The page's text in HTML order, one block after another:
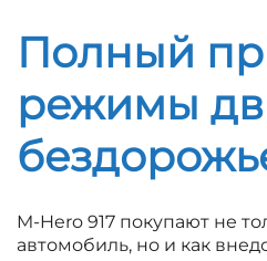
Полный
режимы
M-Hero 917 покупают не
автомобиль, но и как